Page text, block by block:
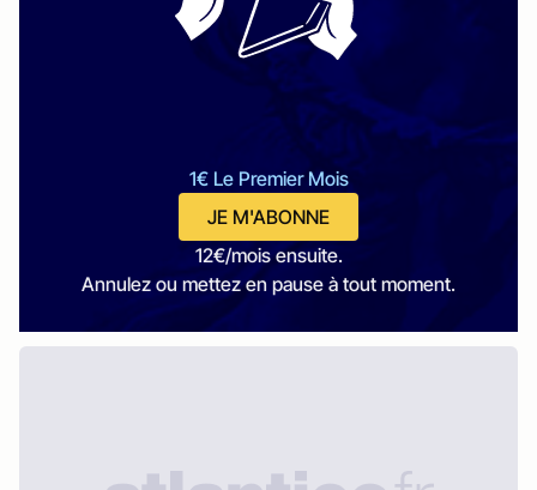
1€ Le Premier Mois
JE M'ABONNE
12€/mois ensuite.
Annulez ou mettez en pause à tout moment.